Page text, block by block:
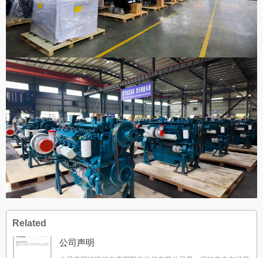
Related
公司声明